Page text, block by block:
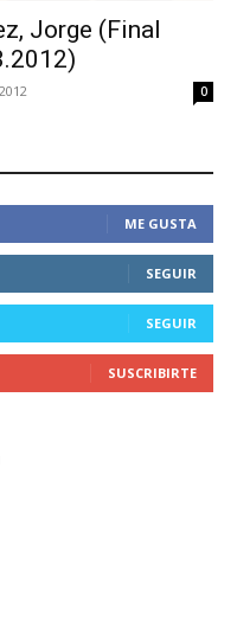
Jorge (Final
0
ME GUSTA
SEGUIR
SEGUIR
SUSCRIBIRTE